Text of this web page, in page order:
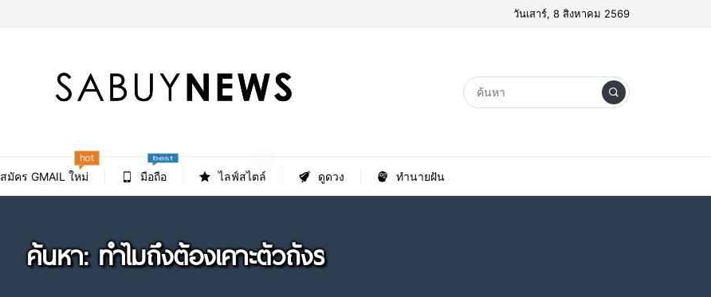
วันเสาร์, 8 สิงหาคม 2569
สมัคร GMAIL ใหม่
hot
มือถือ
best
ไลฟ์สไตล์ ดูดวง ทำนายฝัน
ค้นหา: ทำไมถึงต้องเคาะตัวถังร